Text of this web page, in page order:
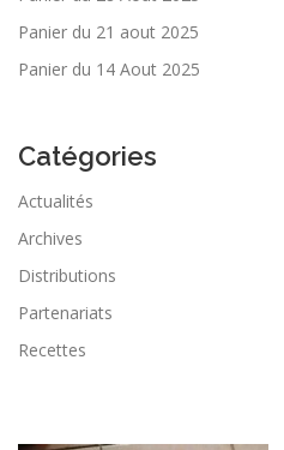
Panier du 21 aout 2025
Panier du 14 Aout 2025
Catégories
Actualités
Archives
Distributions
Partenariats
Recettes